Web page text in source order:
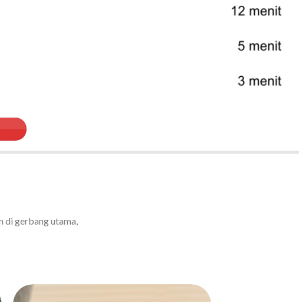
di gerbang utama,